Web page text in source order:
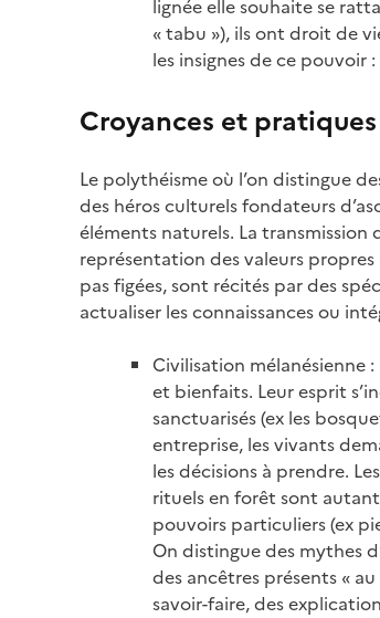
lignée elle souhaite se
« tabu »), ils ont droit de
les insignes de ce
Croyances et pratiques
Le polythéisme où l’on distingue
des héros culturels fondateurs
éléments naturels. La
représentation des valeurs
pas figées, sont récités par des
actualiser les connaissances ou
Civilisation
et bienfaits. Leur esprit
sanctuarisés (ex les
entreprise, les vivants
les décisions à prendre.
rituels en forêt sont
pouvoirs particuliers (ex
On distingue des mythes
des ancêtres présents «
savoir-faire, des